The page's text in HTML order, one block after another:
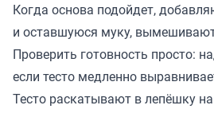
Когда основа подойдет,
и оставшуюся муку,
Проверить готовность просто:
если тесто медленно
Тесто раскатывают в лепёшку